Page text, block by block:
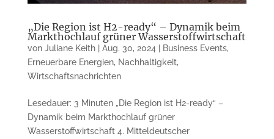
„Die Region ist H2-ready“ – Dynamik beim
Markthochlauf grüner Wasserstoffwirtschaft
von Juliane Keith| Aug. 30, 2024 Business Events,
Erneuerbare Energien, Nachhaltigkeit,
Wirtschaftsnachrichten
Lesedauer: 3 Minuten „Die Region ist H2-ready“ –
Dynamik beim Markthochlauf grüner
Wasserstoffwirtschaft 4. Mitteldeutscher